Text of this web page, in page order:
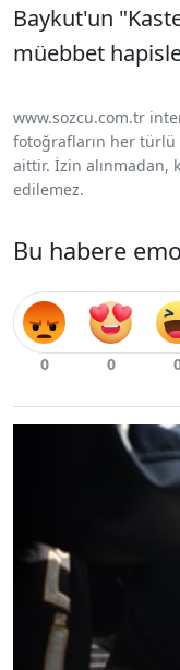
Baykut'un
müebbet
www.sozcu.com.tr
fotoğrafların her türlü
aittir. İzin alınmadan,
edilemez.
Bu habere